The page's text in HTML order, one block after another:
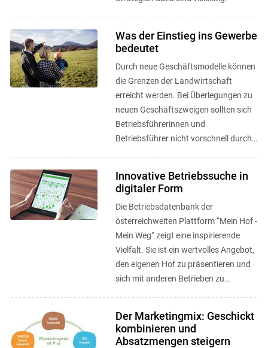
Was der Einstieg ins Gewerbe
bedeutet
Durch neue Geschäftsmodelle können
die Grenzen der Landwirtschaft
erreicht werden. Bei Überlegungen zu
neuen Geschäftszweigen sollten sich
Betriebsführerinnen und
Betriebsführer nicht vorschnell durch
Innovative Betriebssuche in
digitaler Form
Die Betriebsdatenbank der
österreichweiten Plattform “Mein Hof -
Mein Weg“ zeigt eine inspirierende
Vielfalt. Sie ist ein wertvolles Angebot,
den eigenen Hof zu präsentieren und
sich mit anderen Betrieben zu
Der Marketingmix: Geschickt
kombinieren und
Absatzmengen steigern